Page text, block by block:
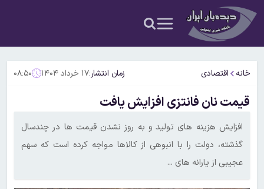
خانه اقتصادی زمان انتشار:۱۷ خرداد ۱۴۰۴ ۰۸:۵۰
قیمت نان فانتزی افزایش یافت
افزایش هزینه های تولید و به روز نشدن قیمت ها در چندسال
گذشته، دولت را با انبوهی از کالاها مواجه کرده است که سهم
عجیبی از یارانه های ...